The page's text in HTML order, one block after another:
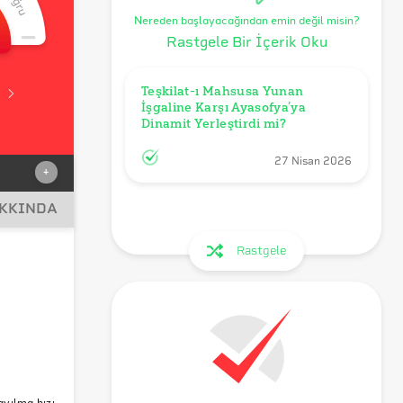
+
Nereden başlayacağından emin değil misin?
Rastgele Bir İçerik Oku
Teşkilat-ı Mahsusa Yunan
İşgaline Karşı Ayasofya’ya
Dinamit Yerleştirdi mi?
27 Nisan 2026
Rastgele